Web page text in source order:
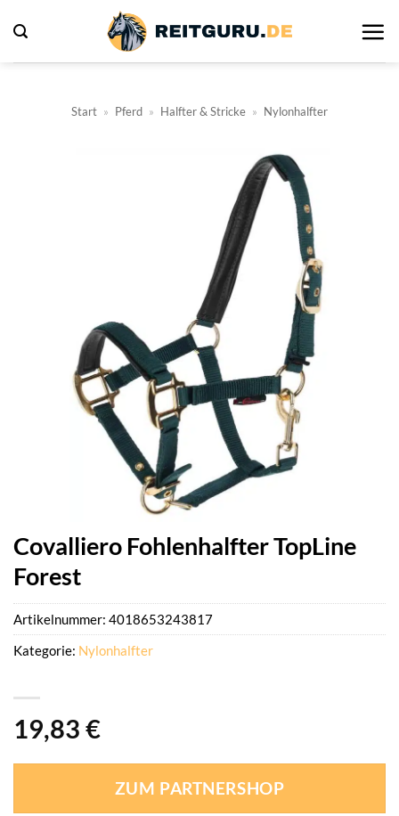
Inhalt
springen
Start » Pferd » Halfter & Stricke » Nylonhalfter
Covalliero Fohlenhalfter TopLine
Forest
19,83 €
ZUM PARTNERSHOP
Artikelnummer: 4018653243817
Kategorie: Nylonhalfter